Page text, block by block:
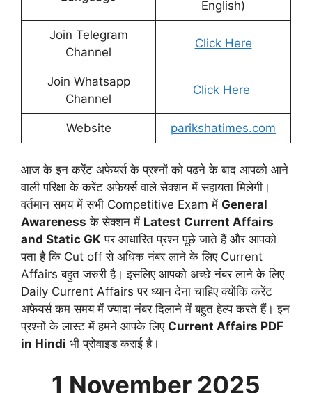
English)
Join Telegram
Channel
Click Here
Join Whatsapp
Channel
Click Here
Website parikshatimes.com
आज के इन करेंट अफेयर्स के प्रश्नों को पढने के बाद आपको आने
वाली परिक्षा के करेंट अफेयर्स वाले सेक्शन में सहायता मिलेगी।
वर्तमान समय में सभी Competitive Exam में General
Awareness के सेक्शन में Latest Current Affairs
and Static GK पर आधारित प्रश्न पूछे जाते हैं और आपको
पता है कि Cut off से अधिक नंबर लाने के लिए Current
Affairs बहुत जरुरी है। इसलिए आपको अच्छे नंबर लाने के लिए
Daily Current Affairs पर ध्यान देना चाहिए क्योंकि करेंट
अफेयर्स कम समय में ज्यादा नंबर दिलाने में बहुत हेल्प करते हैं। इन
प्रश्नों के लास्ट में हमने आपके लिए Current Affairs PDF
in Hindi भी प्रोवाइड कराई है।
1 November 2025